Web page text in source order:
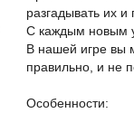
разгадывать их
С каждым новым
В нашей игре вы
правильно, и не
Особенности: